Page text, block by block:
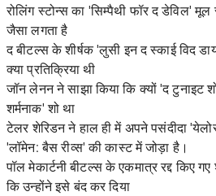
रोलिंग स्टोन्स का 'सिम्पैथी फॉर द डेविल'
जैसा लगता है
द बीटल्स के शीर्षक 'लुसी इन द स्काई विद
क्या प्रतिक्रिया थी
जॉन लेनन ने साझा किया कि क्यों 'द
शर्मनाक' शो था
टेलर शेरिडन ने हाल ही में अपने पसंदीदा
'लॉमेन: बैस रीव्स' की कास्ट में जोड़ा है।
पॉल मेकार्टनी बीटल्स के एकमात्र रद्द किए
कि उन्होंने इसे बंद कर दिया